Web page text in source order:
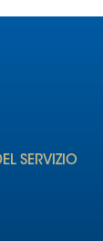
SERVIZIO